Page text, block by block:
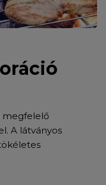
megfelelő
A látványos